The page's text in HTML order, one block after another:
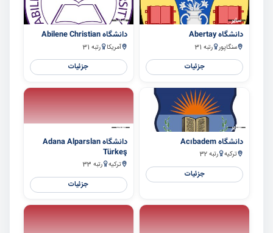
سایر
دانشگاه Abertay
سنگاپور رتبه 31
جزئیات
سایر
دانشگاه Abilene Christian
آمریکا رتبه 31
جزئیات
سایر
دانشگاه Acıbadem
ترکیه رتبه 32
جزئیات
سایر
دانشگاه Adana Alparslan
Türkeş
ترکیه رتبه 33
جزئیات